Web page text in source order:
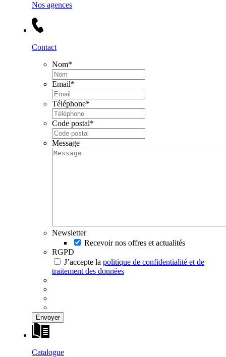
Nos agences
Contact
Nom*
Email*
Téléphone*
Code postal*
Message
Newsletter
Recevoir nos offres et actualités
RGPD
J’accepte la politique de confidentialité et de
traitement des données
Catalogue